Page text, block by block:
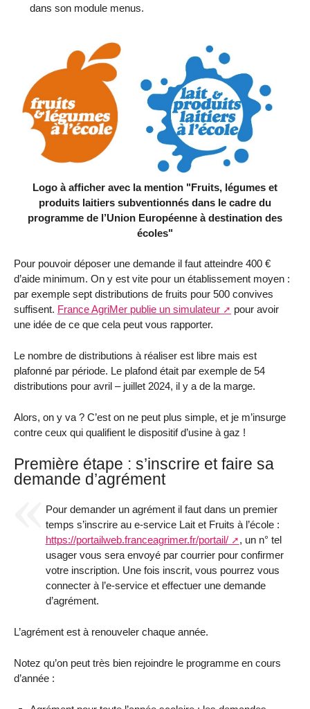
dans son module menus.
Logo à afficher avec la mention "Fruits, légumes et
produits laitiers subventionnés dans le cadre du
programme de l’Union Européenne à destination des
écoles"
Pour pouvoir déposer une demande il faut atteindre 400 €
d’aide minimum. On y est vite pour un établissement moyen :
par exemple sept distributions de fruits pour 500 convives
suffisent. France AgriMer publie un simulateur
pour avoir
une idée de ce que cela peut vous rapporter.
Le nombre de distributions à réaliser est libre mais est
plafonné par période. Le plafond était par exemple de 54
distributions pour avril – juillet 2024, il y a de la marge.
Alors, on y va ? C’est on ne peut plus simple, et je m’insurge
contre ceux qui qualifient le dispositif d’usine à gaz !
Première étape : s’inscrire et faire sa
demande d’agrément
Pour demander un agrément il faut dans un premier
temps s’inscrire au e-service Lait et Fruits à l’école :
https://portailweb.franceagrimer.fr/portail/
, un n° tel
usager vous sera envoyé par courrier pour confirmer
votre inscription. Une fois inscrit, vous pourrez vous
connecter à l’e-service et effectuer une demande
d’agrément.
L’agrément est à renouveler chaque année.
Notez qu’on peut très bien rejoindre le programme en cours
d’année :